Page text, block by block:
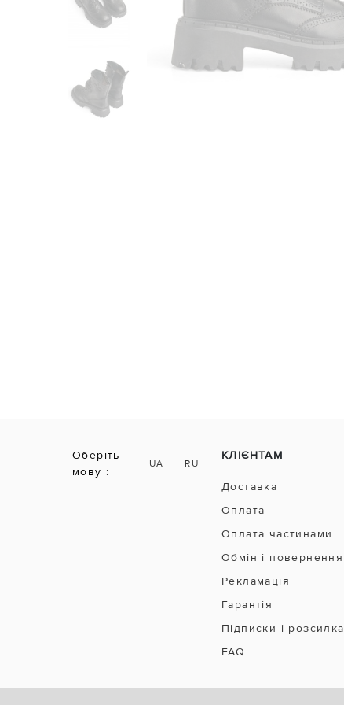
Оберіть
мову :
UA | RU
КЛІЄНТАМ
Доставка
Оплата
Оплата частинами
Обмін і повернення
Рекламація
Гарантія
Підписки і розсилка
FAQ